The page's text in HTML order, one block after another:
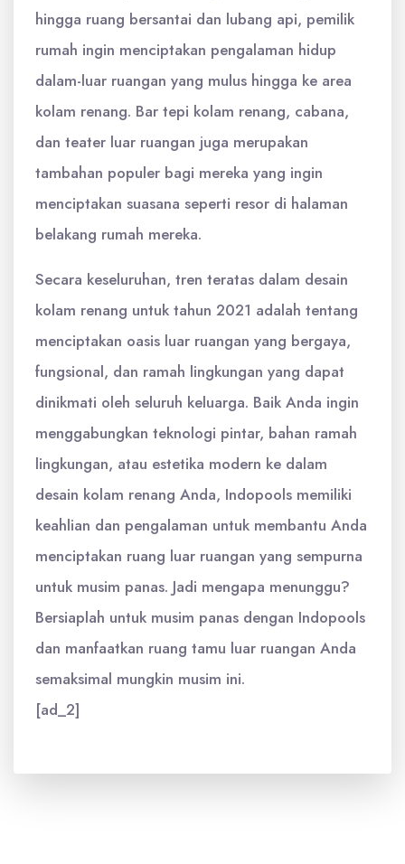
hingga ruang bersantai dan lubang api, pemilik
rumah ingin menciptakan pengalaman hidup
dalam-luar ruangan yang mulus hingga ke area
kolam renang. Bar tepi kolam renang, cabana,
dan teater luar ruangan juga merupakan
tambahan populer bagi mereka yang ingin
menciptakan suasana seperti resor di halaman
belakang rumah mereka.
Secara keseluruhan, tren teratas dalam desain
kolam renang untuk tahun 2021 adalah tentang
menciptakan oasis luar ruangan yang bergaya,
fungsional, dan ramah lingkungan yang dapat
dinikmati oleh seluruh keluarga. Baik Anda ingin
menggabungkan teknologi pintar, bahan ramah
lingkungan, atau estetika modern ke dalam
desain kolam renang Anda, Indopools memiliki
keahlian dan pengalaman untuk membantu Anda
menciptakan ruang luar ruangan yang sempurna
untuk musim panas. Jadi mengapa menunggu?
Bersiaplah untuk musim panas dengan Indopools
dan manfaatkan ruang tamu luar ruangan Anda
semaksimal mungkin musim ini.
[ad_2]